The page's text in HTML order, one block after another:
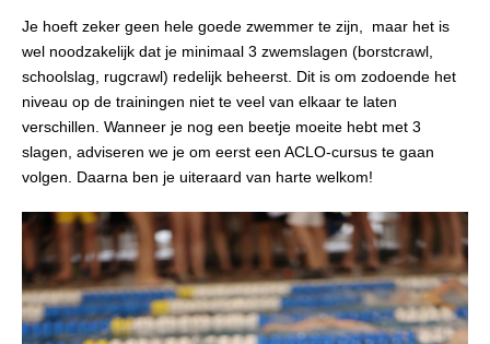
Je hoeft zeker geen hele goede zwemmer te zijn, maar het is
wel noodzakelijk dat je minimaal 3 zwemslagen (borstcrawl,
schoolslag, rugcrawl) redelijk beheerst. Dit is om zodoende het
niveau op de trainingen niet te veel van elkaar te laten
verschillen. Wanneer je nog een beetje moeite hebt met 3
slagen, adviseren we je om eerst een ACLO-cursus te gaan
volgen. Daarna ben je uiteraard van harte welkom!